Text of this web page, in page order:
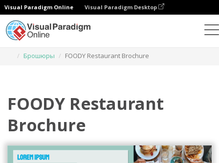
Visual Paradigm Online Visual Paradigm Desktop
Брошюры
FOODY Restaurant Brochure
FOODY Restaurant
Brochure